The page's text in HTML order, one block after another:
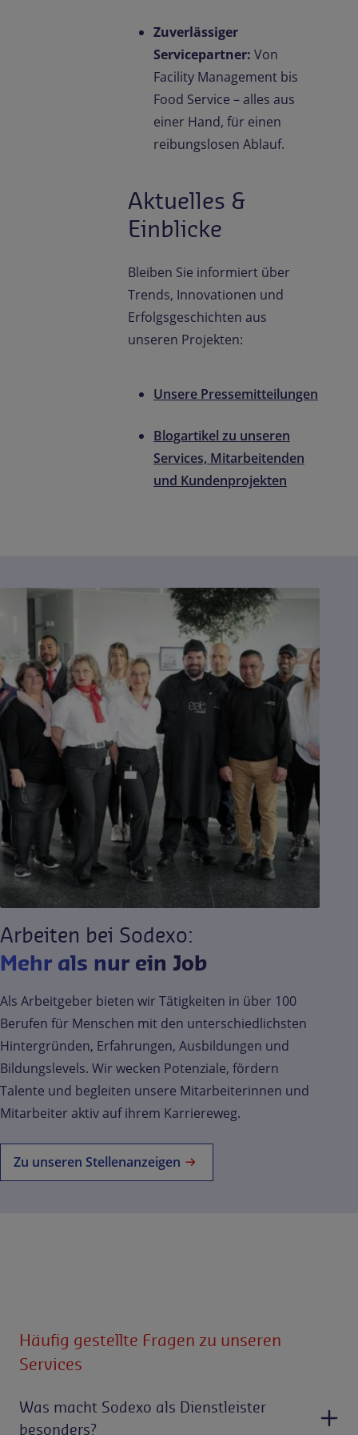
Zuverlässiger
Servicepartner: Von
Facility Management bis
Food Service – alles aus
einer Hand, für einen
reibungslosen Ablauf.
Aktuelles &
Einblicke
Bleiben Sie informiert über
Trends, Innovationen und
Erfolgsgeschichten aus
unseren Projekten:
Unsere Pressemitteilungen
Blogartikel zu unseren
Services, Mitarbeitenden
und Kundenprojekten
Arbeiten bei Sodexo:
Mehr als nur ein Job
Als Arbeitgeber bieten wir Tätigkeiten in über 100
Berufen für Menschen mit den unterschiedlichsten
Hintergründen, Erfahrungen, Ausbildungen und
Bildungslevels. Wir wecken Potenziale, fördern
Talente und begleiten unsere Mitarbeiterinnen und
Mitarbeiter aktiv auf ihrem Karriereweg.
Zu unseren Stellenanzeigen
Häufig gestellte Fragen zu unseren
Services
Was macht Sodexo als Dienstleister
besonders?